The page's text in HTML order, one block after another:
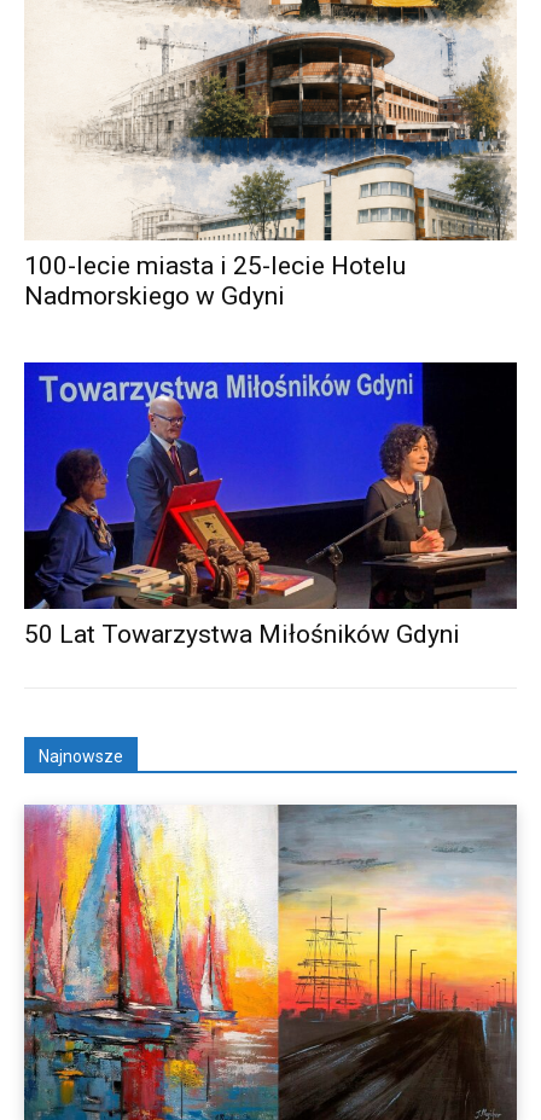
100-lecie miasta i 25-lecie Hotelu
Nadmorskiego w Gdyni
50 Lat Towarzystwa Miłośników Gdyni
Najnowsze